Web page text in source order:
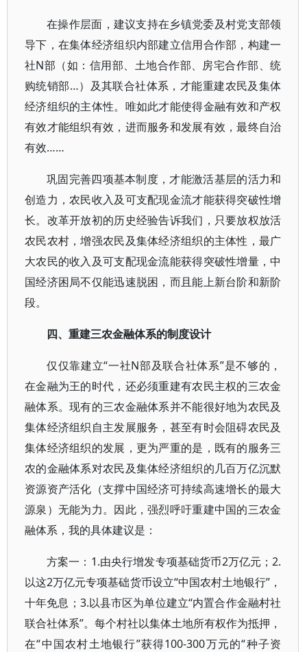
在操作层面，建议支持在乡镇党委及村党支部领
导下，在集体经济组织内部建立信用合作部，构建一
社N部（如：信用部、土地合作部、房宅合作部、统
购统销部…）及其联合社体系，才能重建农民及集体
经济组织的主体性。唯如此才能使得金融有效和产权
有效才能组织有效，进而服务和发展有效，最终自治
有效……
巩固完善四项基本制度，才能激活基层的活力和
创造力，农民收入及可支配现金流才能获得突破性增
长。改革开放初的历史经验告诉我们，只要放权放活
农民农村，增强农民及集体经济组织的主体性，最广
大农民的收入及可支配现金流能获得突破性增量，中
国经济困局不仅能迅速脱困，而且能上新台阶和新阶
段。
四、重建三农金融体系的制度设计
仅仅靠建立“一社N部及联合社体系”是不够的，
在金融为王的时代，还必须重建有农民主权的三农金
融体系。现有的三农金融体系并不能很好地为农民及
集体经济组织自主发展服务，甚至有时会阻碍农民及
集体经济组织的发展，更为严重的是，既有的服务三
农的金融体系对农民及集体经济组织的几百万亿沉默
资源资产活化（支撑中国经济可持续高速增长的最大
源泉）无能为力。因此，强烈呼吁重建中国的三农金
融体系，我的具体建议是：
方案一：1.由央行增发专项基础货币2万亿元；2.
以这2万亿元专项基础货币设立“中国农村土地银行”，
十年免息；3.以县市区为单位建立“内置合作金融村社
联合社体系”。每个村社以集体土地所有权作为抵押，
在“中国农村土地银行”获得100-300万元的“种子资